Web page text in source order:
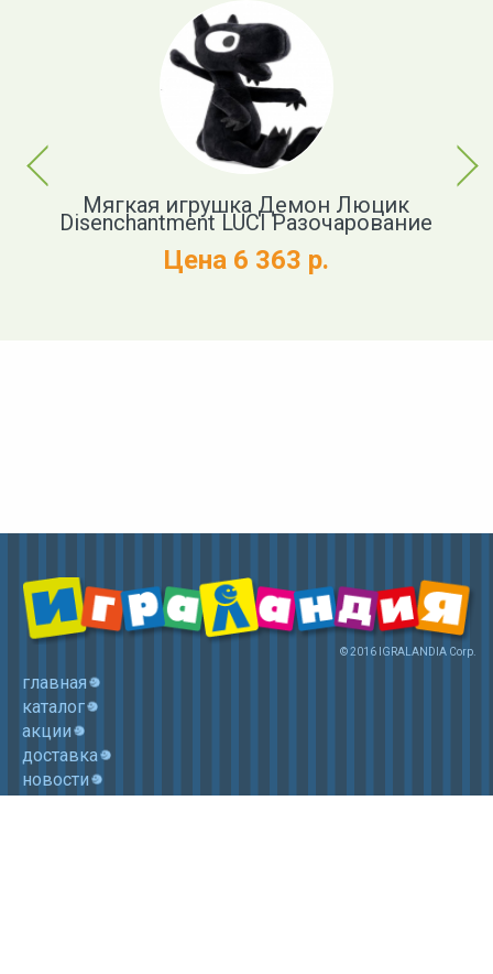
Previous
Мягкая игрушка Демон Люцик
Disenchantment LUCI Разочарование
Цена 6 363 р.
Next
© 2016 IGRALANDIA Corp.
главная
каталог
акции
доставка
новости